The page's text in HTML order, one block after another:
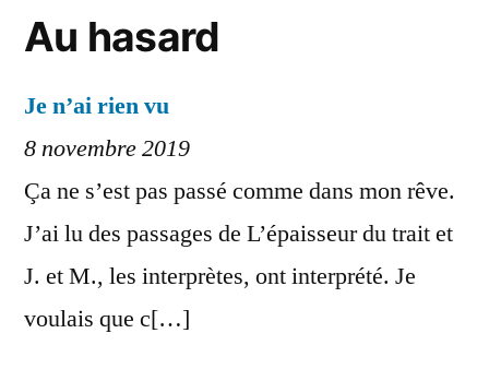
Au hasard
Je n’ai rien vu
8 novembre 2019
Ça ne s’est pas passé comme dans mon rêve.
J’ai lu des passages de L’épaisseur du trait et
J. et M., les interprètes, ont interprété. Je
voulais que c[…]